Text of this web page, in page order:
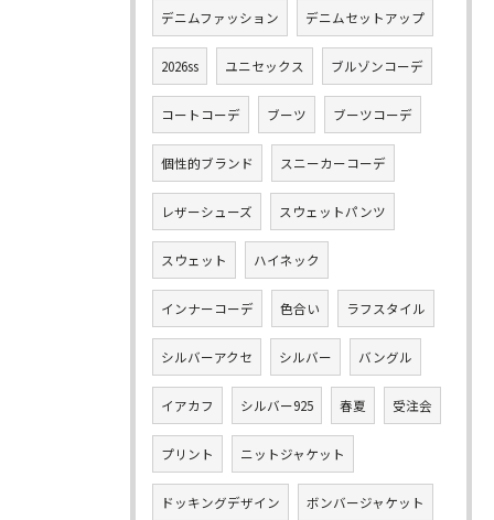
デニムファッション デニムセットアップ
2026ss ユニセックス ブルゾンコーデ
コートコーデ ブーツ ブーツコーデ
個性的ブランド スニーカーコーデ
レザーシューズ スウェットパンツ
スウェット ハイネック
インナーコーデ 色合い ラフスタイル
シルバーアクセ シルバー バングル
イアカフ シルバー925 春夏 受注会
プリント ニットジャケット
ドッキングデザイン ボンバージャケット